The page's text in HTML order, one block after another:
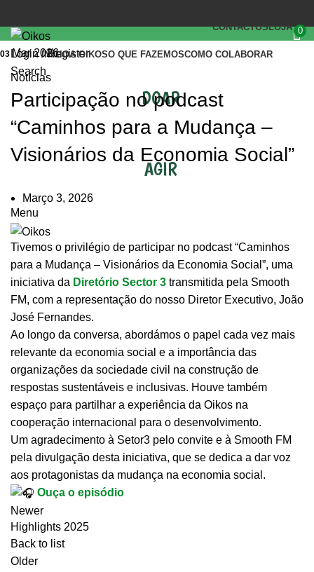
CONTACTOSLOJA 0
Login / Register
Search
INÍCIOA OIKOSO QUE FAZEMOSCOMO COLABORAR
DOAR
AGIR
Menu
Notícias
Participação no podcast
“Caminhos para a Mudança –
Visionários da Economia Social”
Março 3, 2026
03 Mar 2026
Tivemos o privilégio de participar no podcast “Caminhos
para a Mudança – Visionários da Economia Social”, uma
iniciativa da Diretório Sector 3 transmitida pela Smooth
FM, com a representação do nosso Diretor Executivo, João
José Fernandes.
Ao longo da conversa, abordámos o papel cada vez mais
relevante da economia social e a importância das
organizações da sociedade civil na construção de
respostas sustentáveis e inclusivas. Houve também
espaço para partilhar a experiência da Oikos na
cooperação internacional para o desenvolvimento.
Um agradecimento à Setor3 pelo convite e à Smooth FM
pela divulgação desta iniciativa, que se dedica a dar voz
aos protagonistas da mudança na economia social.
Ouça o episódio
Newer
Highlights 2025
Back to list
Older